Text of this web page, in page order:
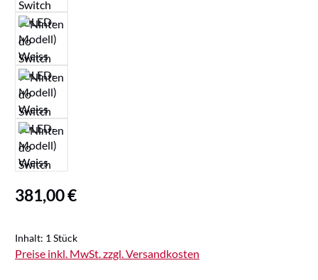
Regulärer Preis:
381,00 €
Inhalt: 1 Stück
Preise inkl. MwSt. zzgl. Versandkosten